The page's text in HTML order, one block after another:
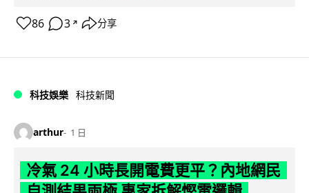
86 3 ↗ 分享
科技娛樂 科技新聞
arthur 1 日
冷氣 24 小時長開電費更平？內地網民